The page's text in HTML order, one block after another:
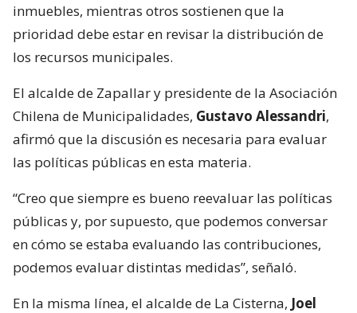
inmuebles, mientras otros sostienen que la
prioridad debe estar en revisar la distribución de
los recursos municipales.
El alcalde de Zapallar y presidente de la Asociación
Chilena de Municipalidades, Gustavo Alessandri,
afirmó que la discusión es necesaria para evaluar
las políticas públicas en esta materia.
“Creo que siempre es bueno reevaluar las políticas
públicas y, por supuesto, que podemos conversar
en cómo se estaba evaluando las contribuciones,
podemos evaluar distintas medidas”, señaló.
En la misma línea, el alcalde de La Cisterna, Joel